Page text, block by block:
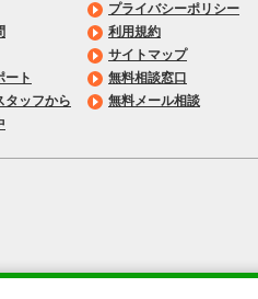
ート
タッフから
プライバシーポリシー
利用規約
サイトマップ
無料相談窓口
無料メール相談